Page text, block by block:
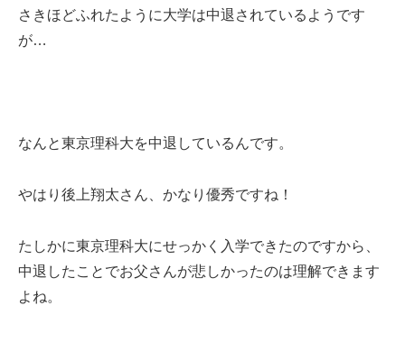
さきほどふれたように大学は中退されているようです
が…
なんと東京理科大を中退しているんです。
やはり後上翔太さん、かなり優秀ですね！
たしかに東京理科大にせっかく入学できたのですから、
中退したことでお父さんが悲しかったのは理解できます
よね。